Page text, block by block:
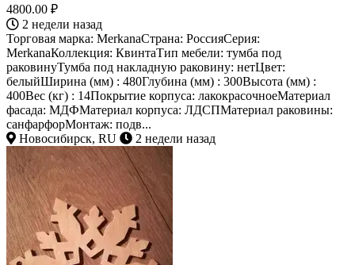
4800.00 ₽
2 недели назад
Торговая марка: MerkanaСтрана: РоссияСерия:
MerkanaКоллекция: КвинтаТип мебели: тумба под
раковинуТумба под накладную раковину: нетЦвет:
белыйШирина (мм) : 480Глубина (мм) : 300Высота (мм) :
400Вес (кг) : 14Покрытие корпуса: лакокрасочноеМатериал
фасада: МДФМатериал корпуса: ЛДСПМатериал раковины:
санфарфорМонтаж: подв...
Новосибирск, RU
2 недели назад